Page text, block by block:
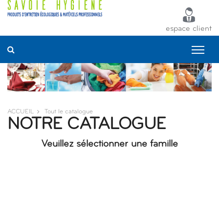
espace client
ACCUEIL Tout le catalogue
NOTRE CATALOGUE
Veuillez sélectionner une famille
Panneau de gestion des cookies